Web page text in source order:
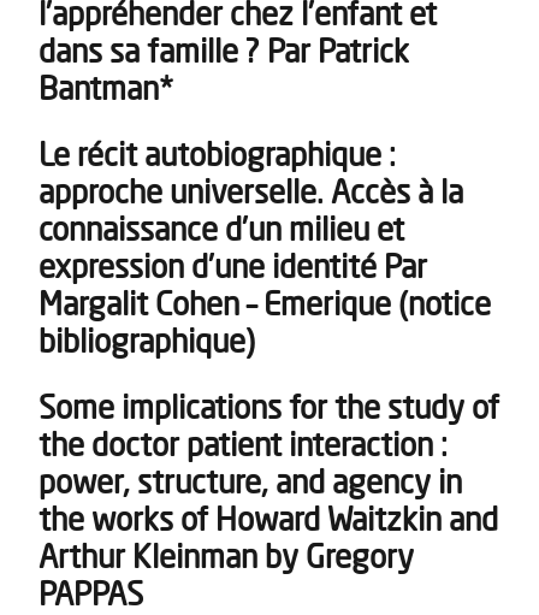
l’appréhender chez l’enfant et
dans sa famille ? Par Patrick
Bantman*
Le récit autobiographique :
approche universelle. Accès à la
connaissance d’un milieu et
expression d’une identité Par
Margalit Cohen – Emerique (notice
bibliographique)
Some implications for the study of
the doctor patient interaction :
power, structure, and agency in
the works of Howard Waitzkin and
Arthur Kleinman by Gregory
PAPPAS